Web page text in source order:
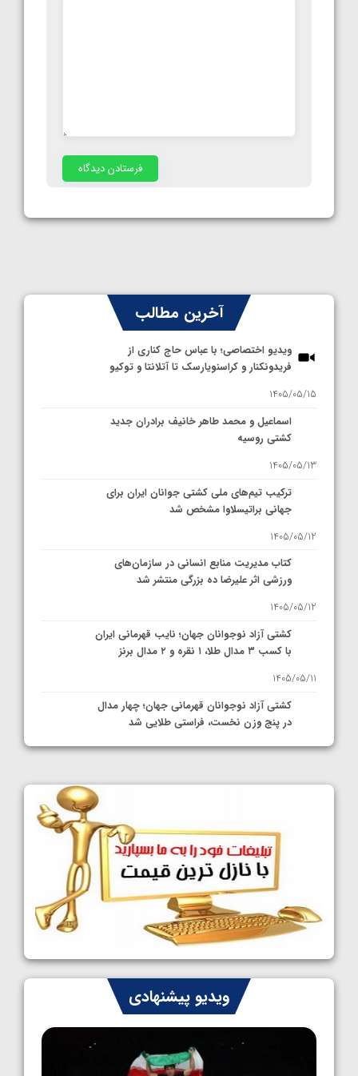
آخرین مطالب
ویدیو اختصاصی؛ با عباس حاج کناری از
فریدونکنار و کراسنویارسک تا آتلانتا و توکیو
1405/05/15
اسماعیل و محمد طاهر خانیف برادران جدید
کشتی روسیه
1405/05/13
ترکیب تیم‌های ملی کشتی جوانان ایران برای
جهانی براتیسلاوا مشخص شد
1405/05/12
کتاب مدیریت منابع انسانی در سازمان‌های
ورزشی اثر علیرضا ده بزرگی منتشر شد
1405/05/12
کشتی آزاد نوجوانان جهان؛ نایب قهرمانی ایران
با کسب ۳ مدال طلا، ۱ نقره و ۲ مدال برنز
1405/05/11
کشتی آزاد نوجوانان قهرمانی جهان؛ چهار مدال
در پنج وزن نخست، فراستی طلایی شد
1405/05/11
کشتی آزاد نوجوانان جهان؛ رقبای نمایندگان
ایران مشخص شدند
1405/05/08
کشتی فرنگی نوجوانان جهان؛ سکوی تیمی
سوم برای ایران
1405/05/07
ایران چشم به راه چهار مدال در پنج وزن دوم
کشتی فرنگی نوجوانان جهان
1405/05/06
ویدیو پیشنهادی